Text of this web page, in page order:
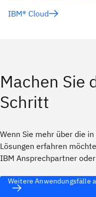
IBM® Cloud
Machen Sie
Schritt
Wenn Sie mehr über die
Lösungen erfahren
IBM Ansprechpartner
Weitere Anwendungsfälle